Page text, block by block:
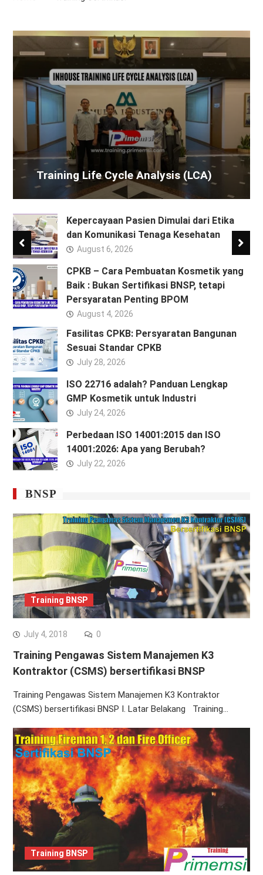
Training Life Cycle Analysis (LCA)
Kepercayaan Pasien Dimulai dari Etika
dan Komunikasi Tenaga Kesehatan
August 6, 2026
CPKB – Cara Pembuatan Kosmetik yang
Baik : Bukan Sertifikasi BNSP, tetapi
Persyaratan Penting BPOM
August 4, 2026
Fasilitas CPKB: Persyaratan Bangunan
Sesuai Standar CPKB
July 28, 2026
ISO 22716 adalah? Panduan Lengkap
GMP Kosmetik untuk Industri
July 24, 2026
Perbedaan ISO 14001:2015 dan ISO
14001:2026: Apa yang Berubah?
July 22, 2026
BNSP
Training BNSP
July 4, 2018 0
Training Pengawas Sistem Manajemen K3
Kontraktor (CSMS) bersertifikasi BNSP
Training Pengawas Sistem Manajemen K3 Kontraktor
(CSMS) bersertifikasi BNSP I. Latar Belakang Training…
Training BNSP